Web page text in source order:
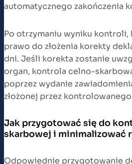
automatycznego zakończenia
Po otrzymaniu wyniku kontroli,
prawo do złożenia korekty
dni. Jeśli korekta zostanie
organ, kontrola celno-
poprzez wydanie
złożonej przez
Jak przygotować się do
skarbowej i minimalizować
Odpowiednie przygotowanie